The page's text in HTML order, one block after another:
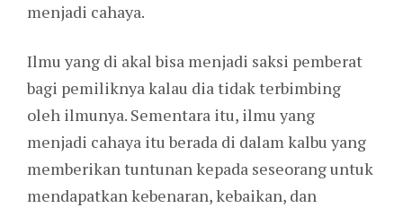
menjadi cahaya.
Ilmu yang di akal bisa menjadi saksi pemberat
bagi pemiliknya kalau dia tidak terbimbing
oleh ilmunya. Sementara itu, ilmu yang
menjadi cahaya itu berada di dalam kalbu yang
memberikan tuntunan kepada seseorang untuk
mendapatkan kebenaran, kebaikan, dan